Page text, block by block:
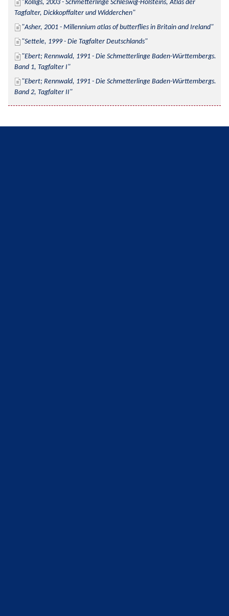
Kolligs, 2003 - Schmetterlinge Schleswig-Holsteins, Atlas der
Tagfalter, Dickkopffalter und Widderchen
Asher, 2001 - Millennium atlas of butterflies in Britain and Ireland
Settele, 1999 - Die Tagfalter Deutschlands
Ebert; Rennwald, 1991 - Die Schmetterlinge Baden-Württembergs.
Band 1, Tagfalter I
Ebert; Rennwald, 1991 - Die Schmetterlinge Baden-Württembergs.
Band 2, Tagfalter II